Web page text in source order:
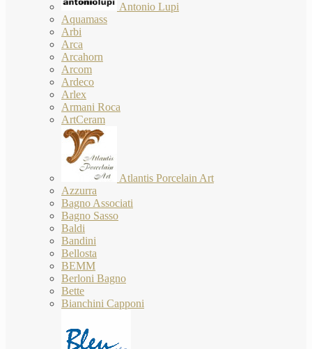
Antonio Lupi
Aquamass
Arbi
Arca
Arcahorn
Arcom
Ardeco
Arlex
Armani Roca
ArtCeram
Atlantis Porcelain Art
Azzurra
Bagno Associati
Bagno Sasso
Baldi
Bandini
Bellosta
BEMM
Berloni Bagno
Bette
Bianchini Capponi